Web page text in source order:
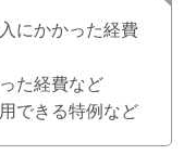
にかかった経費
た経費など
できる特例など